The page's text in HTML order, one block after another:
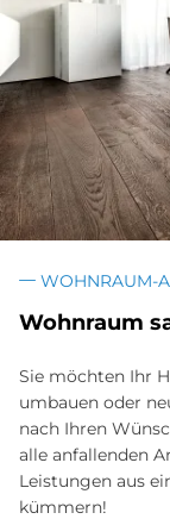
WOHNRAUM-
Wohnraum
Sie möchten Ihr
umbauen oder
nach Ihren
alle anfallenden
Leistungen aus
kümmern!